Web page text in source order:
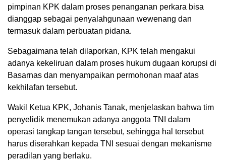
pimpinan KPK dalam proses penanganan perkara bisa
dianggap sebagai penyalahgunaan wewenang dan
termasuk dalam perbuatan pidana.
Sebagaimana telah dilaporkan, KPK telah mengakui
adanya kekeliruan dalam proses hukum dugaan korupsi di
Basarnas dan menyampaikan permohonan maaf atas
kekhilafan tersebut.
Wakil Ketua KPK, Johanis Tanak, menjelaskan bahwa tim
penyelidik menemukan adanya anggota TNI dalam
operasi tangkap tangan tersebut, sehingga hal tersebut
harus diserahkan kepada TNI sesuai dengan mekanisme
peradilan yang berlaku.